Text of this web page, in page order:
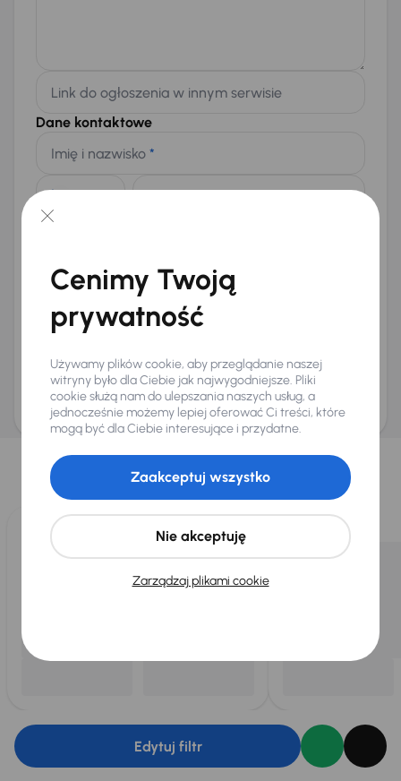
Link do ogłoszenia w innym serwisie
Dane kontaktowe
Imię i nazwisko *
Chcę otrzymywać informacje o ofertach rabatowych
Na e-mail(opcjonalnie)
Na numer telefonu (opcjonalnie)
Zwracamy uwagę, że umówienie spotkania nie jest równoznaczne z rezerwacją
ani zagwarantowaną dostępnością pojazdu. AURES Holdings a.s., z siedzibą
Dopraváků 874/15, Čimice, 184 00 Praga 8, będzie przechowywać i przetwarzać
Twoje dane osobowe zgodnie z zasadami ochrony i przetwarzaniadanych
osobowych.
Wybraliśmy dla Ciebie
Wybieramy dla Ciebienajlepsze pojazdyz naszej oferty. Kupimy
dla Ciebiedo 400 pojazdówkażdego dnia.
Edytuj filtr
Cenimy Twoją
prywatność
Używamy plików cookie, aby przeglądanie naszej
witryny było dla Ciebie jak najwygodniejsze. Pliki
cookie służą nam do ulepszania naszych usług, a
jednocześnie możemy lepiej oferować Ci treści, które
mogą być dla Ciebie interesujące i przydatne.
Zarządzaj plikami cookie
Nie akceptuję
Zaakceptuj wszystko